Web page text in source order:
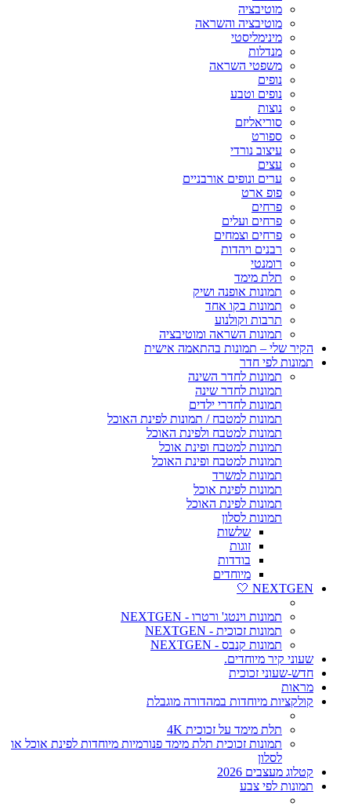
מוטיבציה
מוטיבציה והשראה
מינימליסטי
מנדלות
משפטי השראה
נופים
נופים וטבע
נוצות
סוריאליזם
ספורט
עיצוב נורדי
עצים
ערים ונופים אורבניים
פופ ארט
פרחים
פרחים ועלים
פרחים וצמחים
רבנים ויהדות
רומנטי
תלת מימד
תמונות אופנה ושיק
תמונות בקו אחד
תרבות וקולנוע
תמונות השראה ומוטיבציה
הקיר שלי – תמונות בהתאמה אישית
תמונות לפי חדר
תמונות לחדר השינה
תמונות לחדר שינה
תמונות לחדרי ילדים
תמונות למטבח / תמונות לפינת האוכל
תמונות למטבח ולפינת האוכל
תמונות למטבח ופינת אוכל
תמונות למטבח ופינת האוכל
תמונות למשרד
תמונות לפינת אוכל
תמונות לפינת האוכל
תמונות לסלון
שלשות
זוגות
בודדות
מיוחדים
NEXTGEN 🤍
תמונות וינטג' ורטרו - NEXTGEN
תמונות זכוכית - NEXTGEN
תמונות קנבס - NEXTGEN
שעוני קיר מיוחדים.
חדש-שעוני זכוכית
מראות
קולקציות מיוחדות במהדורה מוגבלת
תלת מימד על זכוכית 4K
תמונות זכוכית תלת מימד פנורמיות מיוחדות לפינת אוכל או
לסלון
קטלוג מעצבים 2026
תמונות לפי צבע